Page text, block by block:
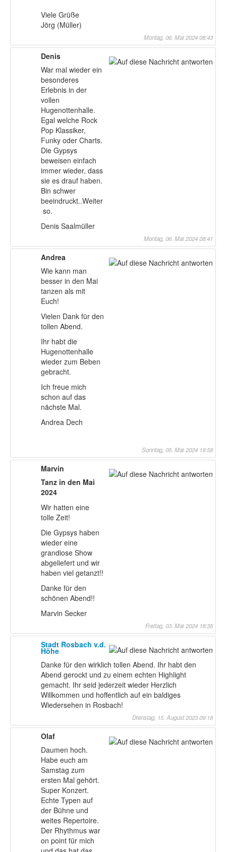
Viele Grüße
Jörg (Müller)
Montag, 06. Mai 2024 08:43
Denis
War mal wieder ein
besonderes
Erlebnis in der
vollen
Hugenottenhalle.
Egal welche Rock
Pop Klassiker,
Funky oder Charts.
Die Gypsys
beweisen einfach
immer wieder, dass
sie es drauf haben.
Bin schwer
beeindruckt..Weiter
so.
Denis Saalmüller
Montag, 06. Mai 2024 08:41
Andrea
Wie kann man
besser in den Mai
tanzen als mit
Euch!
Vielen Dank für den
tollen Abend.
Ihr habt die
Hugenottenhalle
wieder zum Beben
gebracht.
Ich freue mich
schon auf das
nächste Mal.
Andrea Dech
Sonntag, 05. Mai 2024 19:58
Marvin
Tanz in den Mai
2024
Wir hatten eine
tolle Zeit!
Die Gypsys haben
wieder eine
grandiose Show
abgeliefert und wir
haben viel getanzt!!
Danke für den
schönen Abend!!
Marvin Secker
Freitag, 03. Mai 2024 18:35
Stadt Rosbach v.d.
Höhe
Danke für den wirklich tollen Abend. Ihr habt den
Abend gerockt und zu einem echten Highlight
gemacht. Ihr seid jederzeit wieder Herzlich
Willkommen und hoffentlich auf ein baldiges
Wiedersehen in Rosbach!
Dienstag, 15. August 2023 09:18
Olaf
Daumen hoch.
Habe euch am
Samstag zum
ersten Mal gehört.
Super Konzert.
Echte Typen auf
der Bühne und
weites Repertoire.
Der Rhythmus war
on point für mich